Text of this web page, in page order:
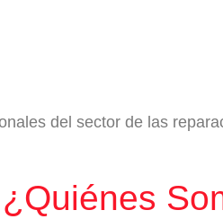
del sector de las
¿Quiénes